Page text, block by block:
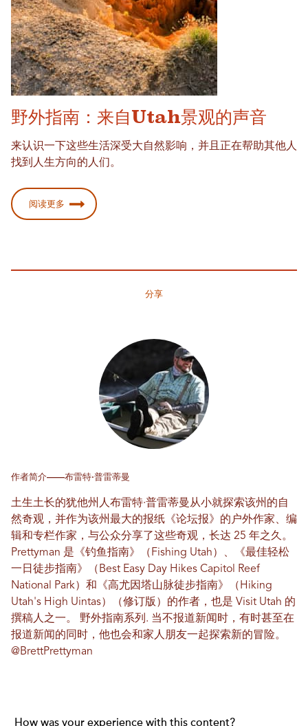
野外指南：来自Utah景观的声音
来认识一下这些生活深受大自然影响，并且正在帮助其他人
找到人生方向的人们。
阅读更多
分享
作者简介——布雷特·普雷蒂曼
土生土长的犹他州人布雷特·普雷蒂曼从小就探索该州的自
然奇观，并作为该州最大的报纸《论坛报》的户外作家、编
辑和专栏作家，与公众分享了这些奇观，长达 25 年之久。
Prettyman 是《钓鱼指南》（Fishing Utah）、《最佳轻松
一日徒步指南》（Best Easy Day Hikes Capitol Reef
National Park）和《高尤因塔山脉徒步指南》（Hiking
Utah's High Uintas）（修订版）的作者，也是 Visit Utah 的
撰稿人之一。 野外指南系列. 当不报道新闻时，有时甚至在
报道新闻的同时，他也会和家人朋友一起探索新的冒险。
@BrettPrettyman